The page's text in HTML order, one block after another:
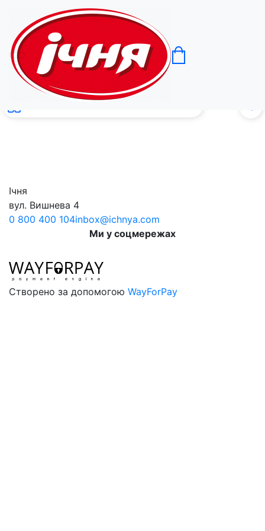
B2B
Ічня
вул. Вишнева 4
0 800 400 104inbox@ichnya.com
Ми у соцмережах
Створено за допомогою WayForPay